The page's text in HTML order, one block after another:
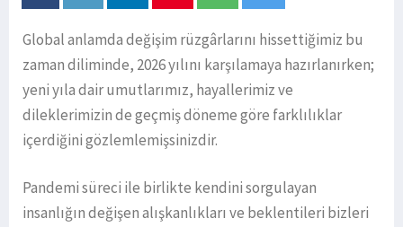
Global anlamda değişim rüzgârlarını hissettiğimiz bu
zaman diliminde, 2026 yılını karşılamaya hazırlanırken;
yeni yıla dair umutlarımız, hayallerimiz ve
dileklerimizin de geçmiş döneme göre farklılıklar
içerdiğini gözlemlemişsinizdir.
Pandemi süreci ile birlikte kendini sorgulayan
insanlığın değişen alışkanlıkları ve beklentileri bizleri